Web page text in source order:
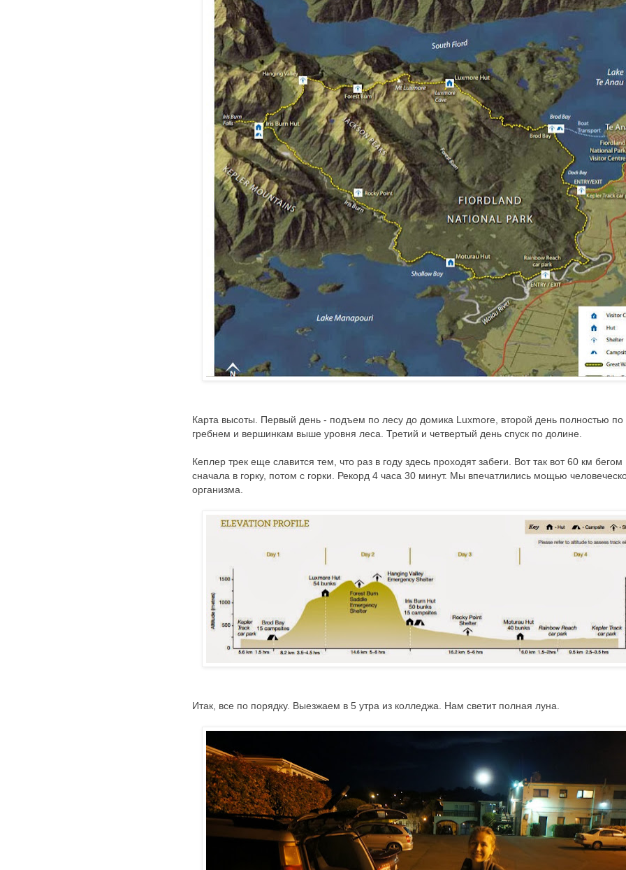
Карта высоты. Первый день - подъем по лесу до домика Luxmore, второй день полностью по
гребнем и вершинкам выше уровня леса. Третий и четвертый день спуск по долине.
Кеплер трек еще славится тем, что раз в году здесь проходят забеги. Вот так вот 60 км бегом
сначала в горку, потом с горки. Рекорд 4 часа 30 минут. Мы впечатлились мощью
организма.
Итак, все по порядку. Выезжаем в 5 утра из колледжа. Нам светит полная луна.